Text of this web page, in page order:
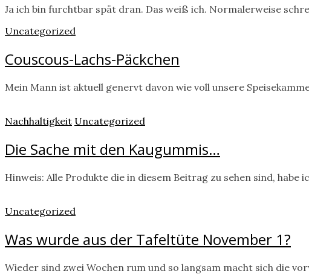
Ja ich bin furchtbar spät dran. Das weiß ich. Normalerweise
Uncategorized
Couscous-Lachs-Päckchen
Mein Mann ist aktuell genervt davon wie voll unsere
Nachhaltigkeit Uncategorized
Die Sache mit den Kaugummis…
Hinweis: Alle Produkte die in diesem Beitrag zu sehen sind,
Uncategorized
Was wurde aus der Tafeltüte November 1?
Wieder sind zwei Wochen rum und so langsam macht sich die